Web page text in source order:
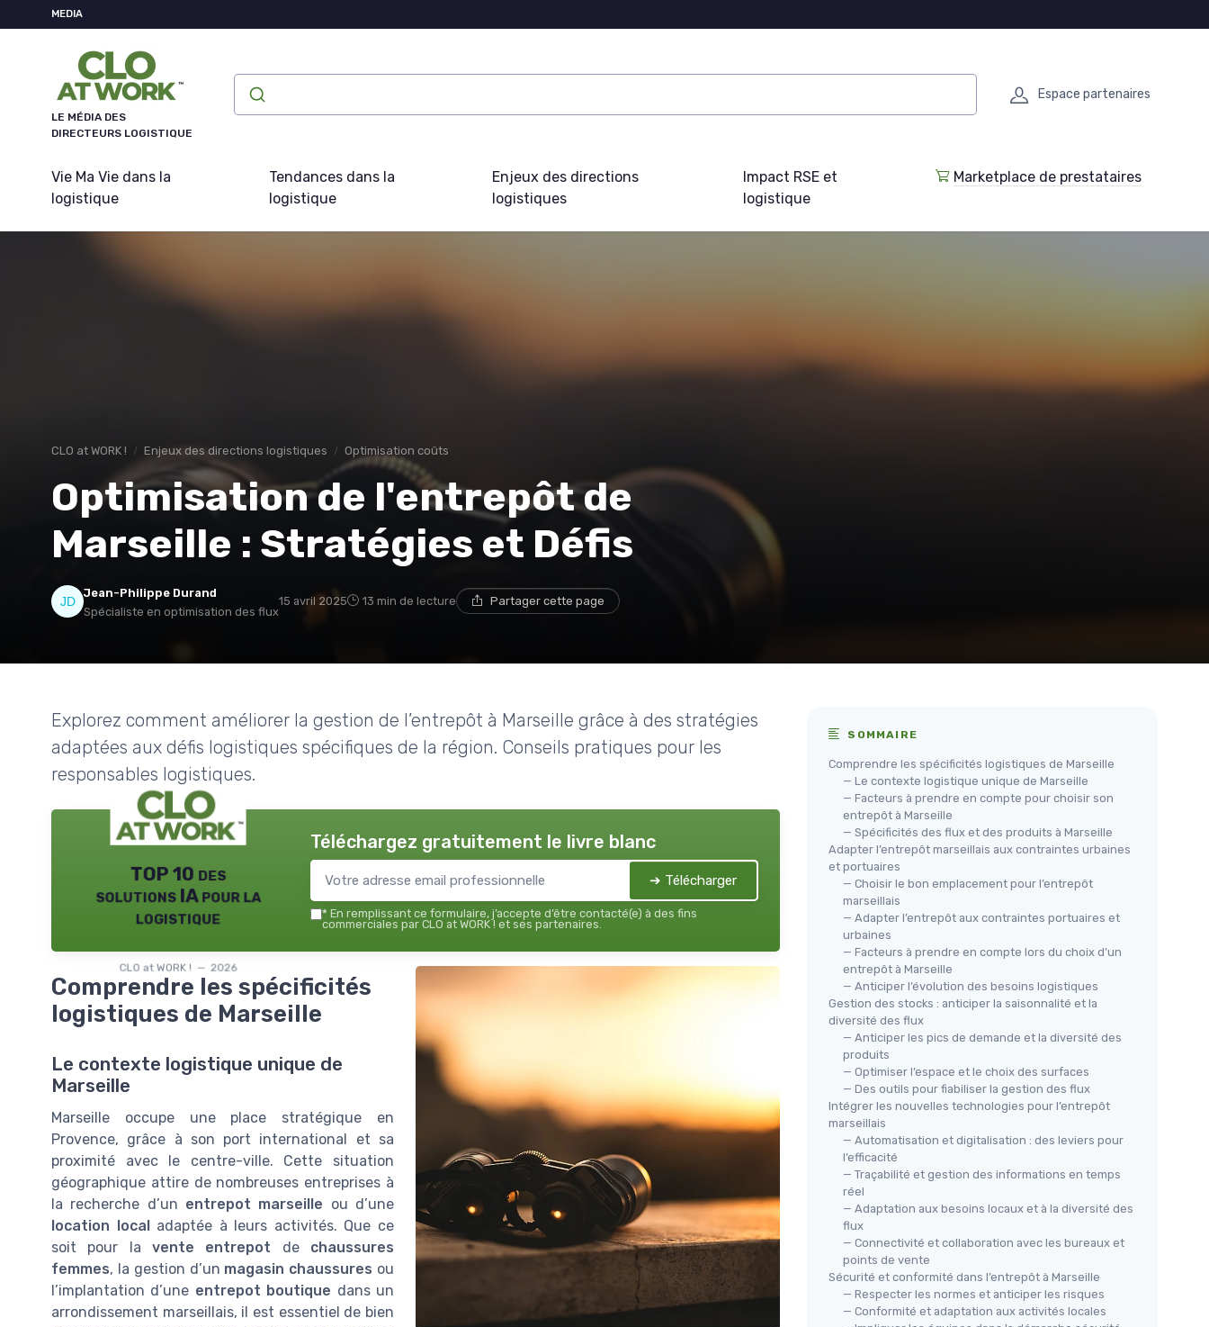
MEDIA
LE MÉDIA DES
DIRECTEURS LOGISTIQUE
Espace partenaires
Vie Ma Vie dans la
logistique
Tendances dans la
logistique
Enjeux des directions
logistiques
Impact RSE et
logistique
Marketplace de prestataires
CLO at WORK ! Enjeux des directions logistiques Optimisation coûts
Optimisation de l'entrepôt de
Marseille : Stratégies et Défis
Jean-Philippe Durand
Spécialiste en optimisation des flux
15 avril 2025 13 min de lecture Partager cette page
Explorez comment améliorer la gestion de l’entrepôt à Marseille grâce à des stratégies
adaptées aux défis logistiques spécifiques de la région. Conseils pratiques pour les
responsables logistiques.
TOP 10 des
solutions IA pour la
logistique
CLO at WORK ! — 2026
Téléchargez gratuitement le livre blanc
➔ Télécharger
* En remplissant ce formulaire, j’accepte d’être contacté(e) à des fins
commerciales par CLO at WORK ! et ses partenaires.
Comprendre les spécificités
logistiques de Marseille
Le contexte logistique unique de
Marseille
Marseille occupe une place stratégique en
Provence, grâce à son port international et sa
proximité avec le centre-ville. Cette situation
géographique attire de nombreuses entreprises à
la recherche d’un entrepot marseille ou d’une
location localadaptée à leurs activités. Que ce
soit pour la vente entrepot de chaussures
femmes, la gestion d’un magasin chaussures ou
l’implantation d’une entrepot boutique dans un
arrondissement marseillais, il est essentiel de bien
SOMMAIRE
Comprendre les spécificités logistiques de Marseille
— Le contexte logistique unique de Marseille
— Facteurs à prendre en compte pour choisir son
entrepôt à Marseille
— Spécificités des flux et des produits à Marseille
Adapter l’entrepôt marseillais aux contraintes urbaines
et portuaires
— Choisir le bon emplacement pour l’entrepôt
marseillais
— Adapter l’entrepôt aux contraintes portuaires et
urbaines
— Facteurs à prendre en compte lors du choix d’un
entrepôt à Marseille
— Anticiper l’évolution des besoins logistiques
Gestion des stocks : anticiper la saisonnalité et la
diversité des flux
— Anticiper les pics de demande et la diversité des
produits
— Optimiser l’espace et le choix des surfaces
— Des outils pour fiabiliser la gestion des flux
Intégrer les nouvelles technologies pour l’entrepôt
marseillais
— Automatisation et digitalisation : des leviers pour
l’efficacité
— Traçabilité et gestion des informations en temps
réel
— Adaptation aux besoins locaux et à la diversité des
flux
— Connectivité et collaboration avec les bureaux et
points de vente
Sécurité et conformité dans l’entrepôt à Marseille
— Respecter les normes et anticiper les risques
— Conformité et adaptation aux activités locales
Panneau de gestion des cookies